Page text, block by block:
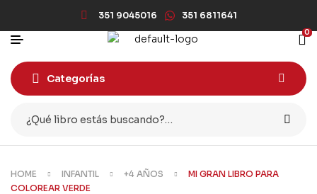
351 9045016 351 6811641
0
Categorías
HOME INFANTIL +4 AÑOS
MI GRAN LIBRO PARA
COLOREAR VERDE